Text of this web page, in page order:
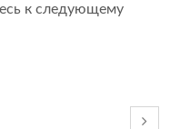
к следующему